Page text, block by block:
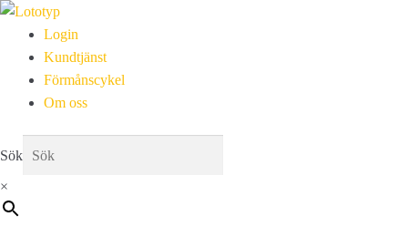
Login
Kundtjänst
Förmånscykel
Om oss
Sök
×